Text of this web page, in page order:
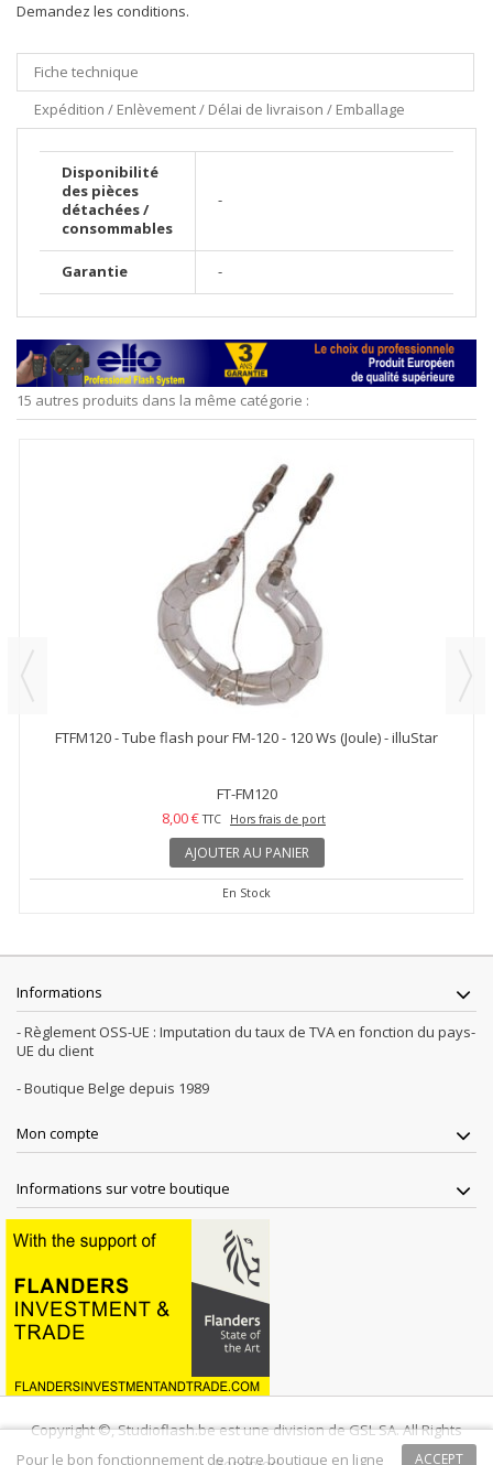
Demandez les conditions.
Fiche technique
Expédition / Enlèvement / Délai de livraison / Emballage
Disponibilité
des pièces
détachées /
consommables
-
Garantie -
15 autres produits dans la même catégorie :
FTFM120 - Tube flash pour FM-120 - 120 Ws (Joule) - illuStar
FT-FM120
8,00 € TTC Hors frais de port
AJOUTER AU PANIER
En Stock
Informations
- Règlement OSS-UE : Imputation du taux de TVA en fonction du pays-
UE du client
- Boutique Belge depuis 1989
Mon compte
Informations sur votre boutique
Copyright ©, Studioflash.be est une division de GSL SA. All Rights
ACCEPT
Pour le bon fonctionnement de notre boutique en ligne